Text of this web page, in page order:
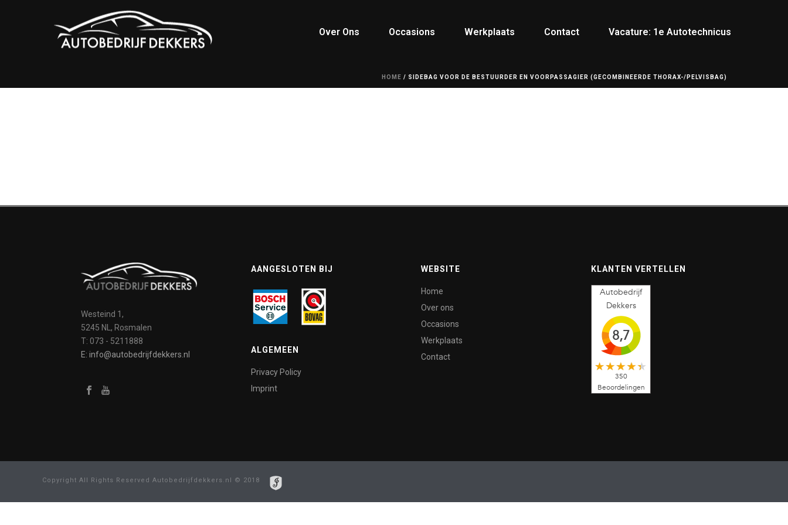
Over Ons Occasions Werkplaats Contact Vacature: 1e Autotechnicus
HOME / SIDEBAG VOOR DE BESTUURDER EN VOORPASSAGIER (GECOMBINEERDE THORAX-/PELVISBAG)
Westeind 1,
5245 NL, Rosmalen
T: 073 - 5211888
E: info@autobedrijfdekkers.nl
AANGESLOTEN BIJ
ALGEMEEN
Privacy Policy
Imprint
WEBSITE
Home
Over ons
Occasions
Werkplaats
Contact
KLANTEN VERTELLEN
Autobedrijf
Dekkers
8,7
350
Beoordelingen
Copyright All Rights Reserved Autobedrijfdekkers.nl © 2018